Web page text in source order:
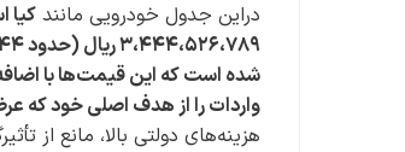
دراین جدول خودرویی مانند کیا
شده است که این قیمت‌ها با
واردات را از هدف اصلی خود که
هزینه‌های دولتی بالا، مانع از